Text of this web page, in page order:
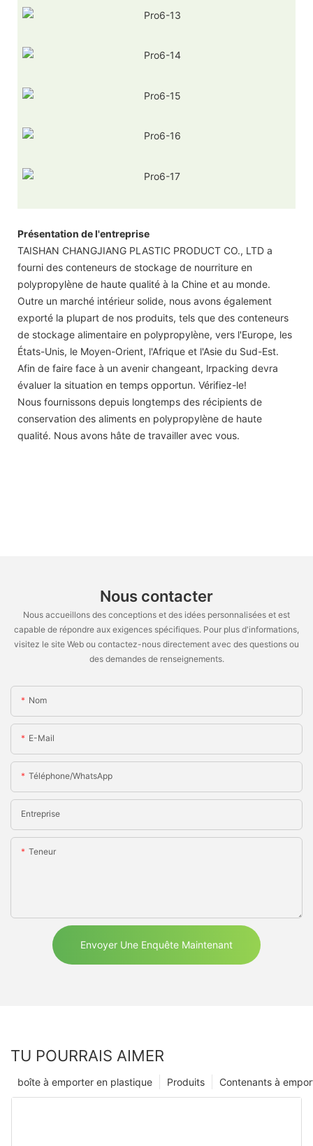
Présentation de l'entreprise
TAISHAN CHANGJIANG PLASTIC PRODUCT CO., LTD a
fourni des conteneurs de stockage de nourriture en
polypropylène de haute qualité à la Chine et au monde.
Outre un marché intérieur solide, nous avons également
exporté la plupart de nos produits, tels que des conteneurs
de stockage alimentaire en polypropylène, vers l'Europe, les
États-Unis, le Moyen-Orient, l'Afrique et l'Asie du Sud-Est.
Afin de faire face à un avenir changeant, lrpacking devra
évaluer la situation en temps opportun. Vérifiez-le!
Nous fournissons depuis longtemps des récipients de
conservation des aliments en polypropylène de haute
qualité. Nous avons hâte de travailler avec vous.
Nous contacter
Nous accueillons des conceptions et des idées personnalisées et est
capable de répondre aux exigences spécifiques. Pour plus d'informations,
visitez le site Web ou contactez-nous directement avec des questions ou
des demandes de renseignements.
Nom
E-Mail
Téléphone/WhatsApp
Entreprise
Teneur
Envoyer Une Enquête Maintenant
TU POURRAIS AIMER
Contenants à
Produits
boîte à emporter en plastique